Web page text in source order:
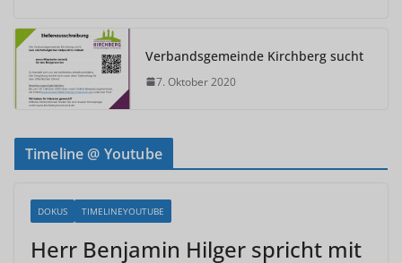
Verbandsgemeinde Kirchberg sucht
7. Oktober 2020
Timeline @ Youtube
DOKUS TIMELINEYOUTUBE
Herr Benjamin Hilger spricht mit